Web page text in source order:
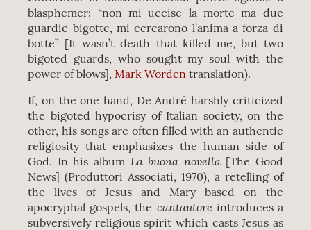
blasphemer: “non mi uccise la morte ma due
guardie bigotte, mi cercarono l’anima a forza di
botte” [It wasn’t death that killed me, but two
bigoted guards, who sought my soul with the
power of blows],Mark Worden translation).
If, on the one hand, De André harshly criticized
the bigoted hypocrisy of Italian society, on the
other, his songs are often filled with an authentic
religiosity that emphasizes the human side of
God. In his album La buona novella[The Good
News] (Produttori Associati, 1970), a retelling of
the lives of Jesus and Mary based on the
apocryphal gospels, the cantautore introduces a
subversively religious spirit which casts Jesus as